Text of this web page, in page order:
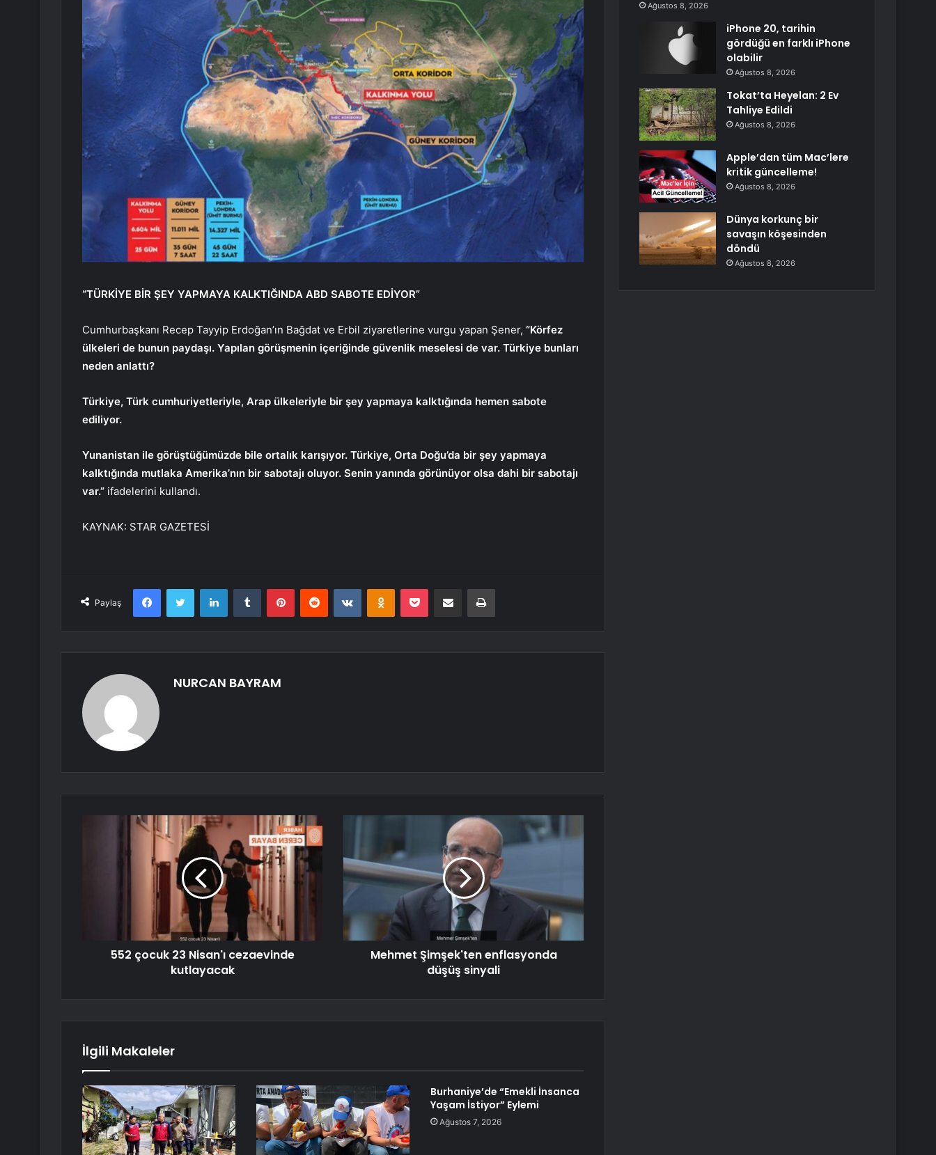
“TÜRKİYE BİR ŞEY YAPMAYA KALKTIĞINDA ABD SABOTE EDİYOR”
Cumhurbaşkanı Recep Tayyip Erdoğan’ın Bağdat ve Erbil ziyaretlerine vurgu yapan Şener, “Körfez
ülkeleri de bunun paydaşı. Yapılan görüşmenin içeriğinde güvenlik meselesi de var. Türkiye bunları
neden anlattı?
Türkiye, Türk cumhuriyetleriyle, Arap ülkeleriyle bir şey yapmaya kalktığında hemen sabote
ediliyor.
Yunanistan ile görüştüğümüzde bile ortalık karışıyor. Türkiye, Orta Doğu’da bir şey yapmaya
kalktığında mutlaka Amerika’nın bir sabotajı oluyor. Senin yanında görünüyor olsa dahi bir sabotajı
var.” ifadelerini kullandı.
KAYNAK: STAR GAZETESİ
Paylaş
FacebookTwitter LinkedInTumblr PinterestReddit VKontakteOdnoklassniki
Pocket E-Posta ile paylaş Yazdır
NURCAN BAYRAM
552 çocuk 23 Nisan'ı cezaevinde
kutlayacak
Mehmet Şimşek'ten enflasyonda
düşüş sinyali
İlgili Makaleler
Burhaniye’de “Emekli İnsanca
Yaşam İstiyor” Eylemi
Ağustos 7, 2026
Ağustos 8, 2026
iPhone 20, tarihin
gördüğü en farklı iPhone
olabilir
Ağustos 8, 2026
Tokat’ta Heyelan: 2 Ev
Tahliye Edildi
Ağustos 8, 2026
Apple’dan tüm Mac’lere
kritik güncelleme!
Ağustos 8, 2026
Dünya korkunç bir
savaşın köşesinden
döndü
Ağustos 8, 2026